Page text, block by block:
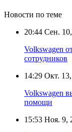
Новости по теме
20:44 Сен.
Volkswagen
сотрудников
14:29 Окт. 13,
Volkswagen
помощи
15:53 Ноя. 9,